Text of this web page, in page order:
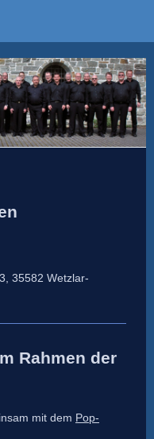
35582 Wetzlar-
Rahmen der
mit dem Pop-